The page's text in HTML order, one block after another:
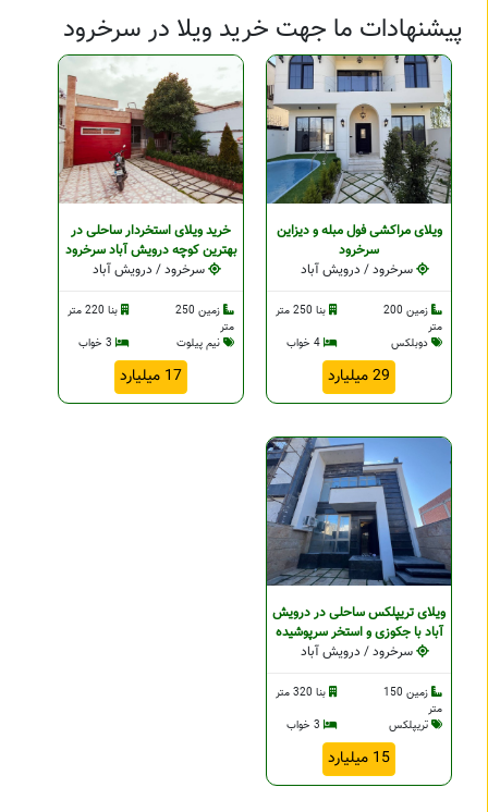
پیشنهادات ما جهت خرید ویلا در سرخرود
ویلای مراکشی فول مبله و دیزاین
سرخرود
سرخرود / درویش آباد
زمین 200
متر
بنا 250 متر
دوبلکس
4 خواب
29 میلیارد
خرید ویلای استخردار ساحلی در
بهترین کوچه درویش آباد سرخرود
سرخرود / درویش آباد
زمین 250
متر
بنا 220 متر
نیم پیلوت
17 میلیارد
ویلای تریپلکس ساحلی در درویش
آباد با جکوزی و استخر سرپوشیده
سرخرود / درویش آباد
زمین 150
متر
بنا 320 متر
تریپلکس
15 میلیارد